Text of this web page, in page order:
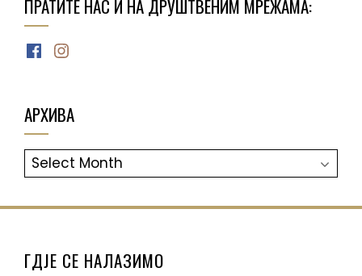
ПРАТИТЕ НАС И НА ДРУШТВЕНИМ МРЕЖАМА:
Facebook
Instagram
АРХИВА
АРХИВА
ГДЈЕ СЕ НАЛАЗИМО